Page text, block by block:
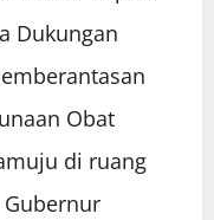
Dukungan
Obat
di ruang